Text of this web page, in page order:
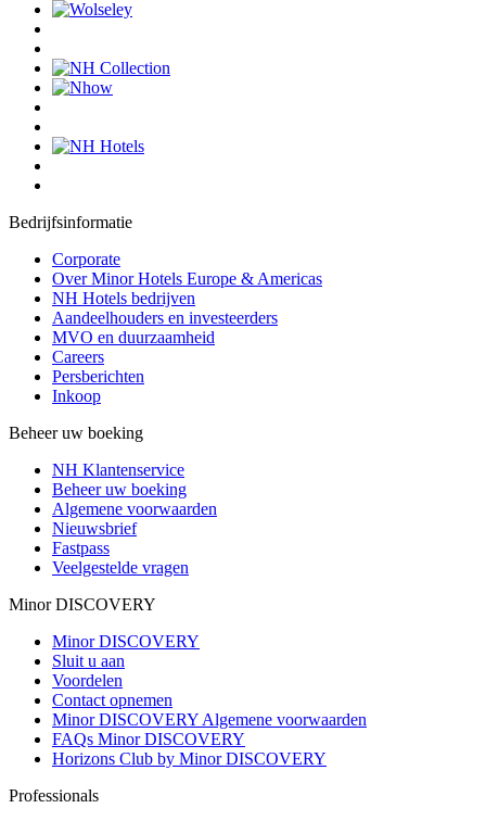
Bedrijfsinformatie
Corporate
Over Minor Hotels Europe & Americas
NH Hotels bedrijven
Aandeelhouders en investeerders
MVO en duurzaamheid
Careers
Persberichten
Inkoop
Beheer uw boeking
NH Klantenservice
Beheer uw boeking
Algemene voorwaarden
Nieuwsbrief
Fastpass
Veelgestelde vragen
Minor DISCOVERY
Minor DISCOVERY
Sluit u aan
Voordelen
Contact opnemen
Minor DISCOVERY Algemene voorwaarden
FAQs Minor DISCOVERY
Horizons Club by Minor DISCOVERY
Professionals